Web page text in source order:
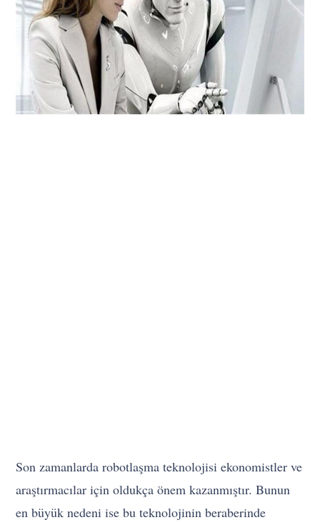
Son zamanlarda robotlaşma teknolojisi ekonomistler ve
araştırmacılar için oldukça önem kazanmıştır. Bunun
en büyük nedeni ise bu teknolojinin beraberinde